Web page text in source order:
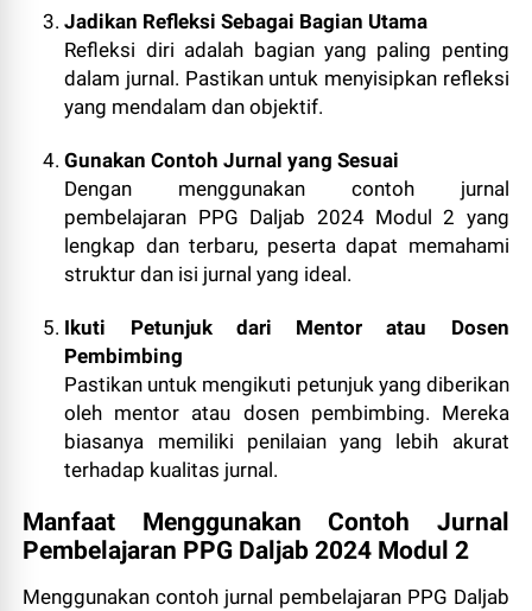
Jadikan Refleksi Sebagai Bagian Utama
Refleksi diri adalah bagian yang paling penting
dalam jurnal. Pastikan untuk menyisipkan refleksi
yang mendalam dan objektif.
Gunakan Contoh Jurnal yang Sesuai
Dengan menggunakan contoh jurnal
pembelajaran PPG Daljab 2024 Modul 2 yang
lengkap dan terbaru, peserta dapat memahami
struktur dan isi jurnal yang ideal.
Ikuti Petunjuk dari Mentor atau Dosen
Pembimbing
Pastikan untuk mengikuti petunjuk yang diberikan
oleh mentor atau dosen pembimbing. Mereka
biasanya memiliki penilaian yang lebih akurat
terhadap kualitas jurnal.
Manfaat Menggunakan Contoh Jurnal
Pembelajaran PPG Daljab 2024 Modul 2
Menggunakan contoh jurnal pembelajaran PPG Daljab